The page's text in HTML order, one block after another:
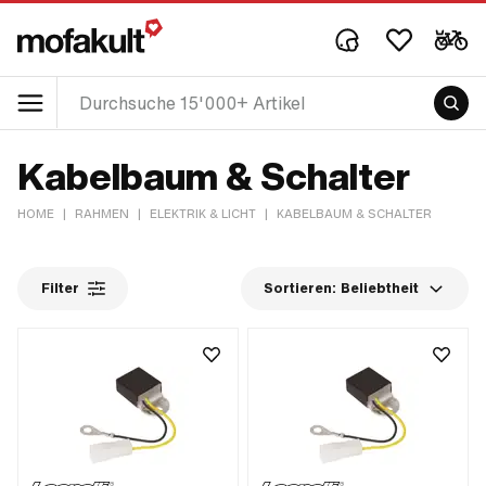
Kabelbaum & Schalter
HOME | RAHMEN | ELEKTRIK & LICHT | KABELBAUM & SCHALTER
Filter Sortieren: Beliebtheit